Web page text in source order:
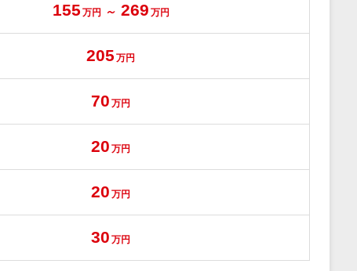
155 万円～ 269 万円
205 万円
70 万円
20 万円
20 万円
30 万円